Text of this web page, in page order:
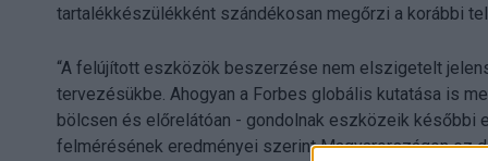
tartalékkészülékként szándékosan megőrzi a korábbi
“A felújított eszközök beszerzése nem elszigetelt
tervezésükbe. Ahogyan a Forbes globális kutatása is
bölcsen és előrelátóan - gondolnak eszközeik későbbi
felmérésének eredményei szerint Magyarországon ez